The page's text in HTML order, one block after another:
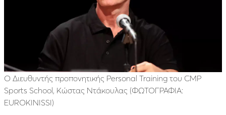
O Διευθυντής προπονητικής Personal Training του CMP
Sports School, Kώστας Ντάκουλας (ΦΩΤΟΓΡΑΦΙΑ:
EUROKINISSI)